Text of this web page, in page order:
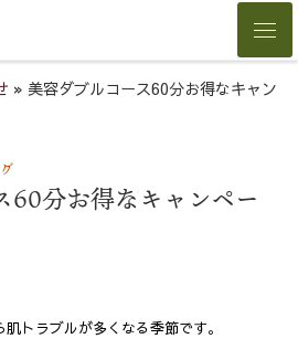
» 美容ダブルコース60分お得なキャン
60分お得なキャンペー
トラブルが多くなる季節です。